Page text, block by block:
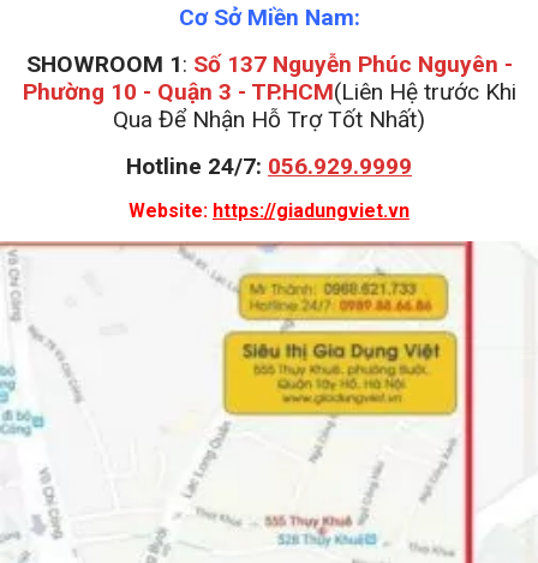
Cơ Sở Miền Nam:
SHOWROOM 1: Số 137 Nguyễn Phúc Nguyên -
Phường 10 - Quận 3 - TP.HCM(Liên Hệ trước Khi
Qua Để Nhận Hỗ Trợ Tốt Nhất)
Hotline 24/7: 056.929.9999
Website: https://giadungviet.vn